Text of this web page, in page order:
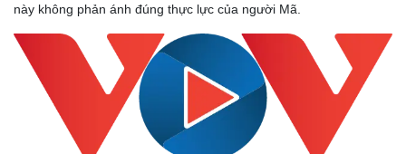
này không phản ánh đúng thực lực của người Mã.